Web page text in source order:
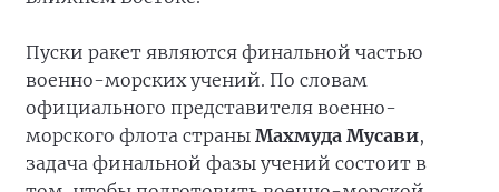
Пуски ракет являются финальной частью
военно-морских учений. По словам
официального представителя военно-
морского флота страны Махмуда Мусави,
задача финальной фазы учений состоит в